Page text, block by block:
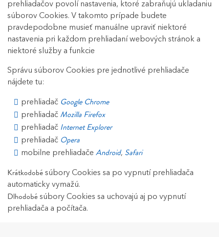
prehliadačov povolí nastavenia, ktoré zabraňujú ukladaniu
súborov Cookies. V takomto prípade budete
pravdepodobne musieť manuálne upraviť niektoré
nastavenia pri každom prehliadaní webových stránok a
niektoré služby a funkcie
Správu súborov Cookies pre jednotlivé prehliadače
nájdete tu:
prehliadač Google Chrome
prehliadač Mozilla Firefox
prehliadač Internet Explorer
prehliadač Opera
mobilne prehliadače Android, Safari
Krátkodobé súbory Cookies sa po vypnutí prehliadača
automaticky vymažú.
Dlhodobé súbory Cookies sa uchovajú aj po vypnutí
prehliadača a počítača.